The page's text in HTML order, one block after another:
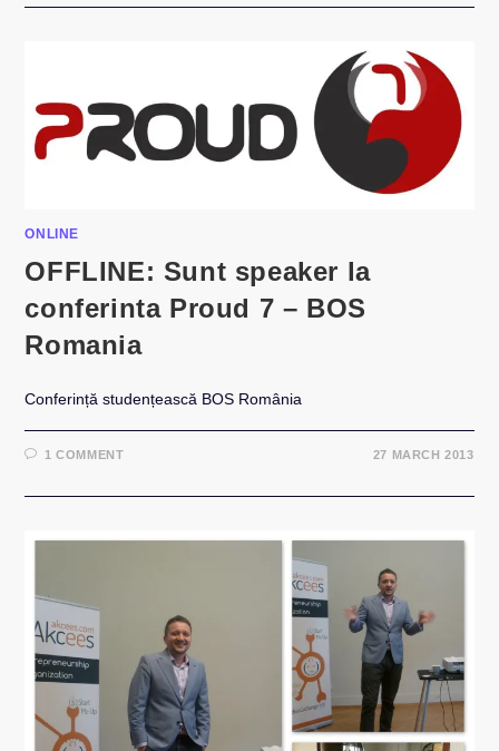
ONLINE
OFFLINE: Sunt speaker la
conferinta Proud 7 – BOS
Romania
Conferință studențească BOS România
1 COMMENT 27 MARCH 2013